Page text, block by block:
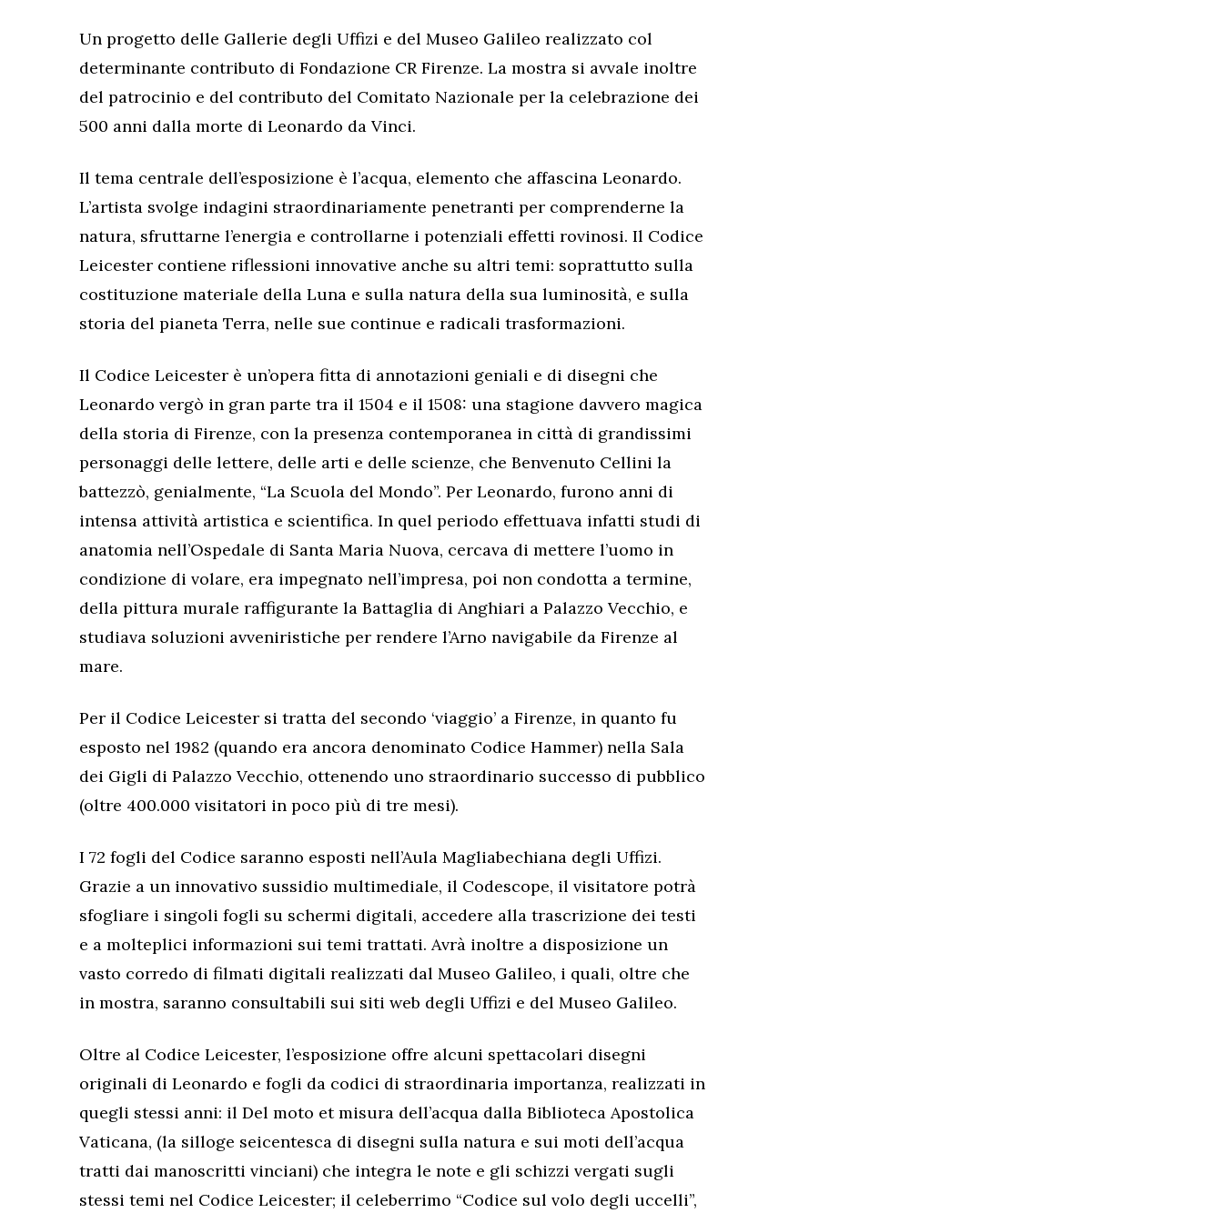
Un progetto delle Gallerie degli Uffizi e del Museo Galileo realizzato col
determinante contributo di Fondazione CR Firenze. La mostra si avvale inoltre
del patrocinio e del contributo del Comitato Nazionale per la celebrazione dei
500 anni dalla morte di Leonardo da Vinci.
Il tema centrale dell’esposizione è l’acqua, elemento che affascina Leonardo.
L’artista svolge indagini straordinariamente penetranti per comprenderne la
natura, sfruttarne l’energia e controllarne i potenziali effetti rovinosi. Il Codice
Leicester contiene riflessioni innovative anche su altri temi: soprattutto sulla
costituzione materiale della Luna e sulla natura della sua luminosità, e sulla
storia del pianeta Terra, nelle sue continue e radicali trasformazioni.
Il Codice Leicester è un’opera fitta di annotazioni geniali e di disegni che
Leonardo vergò in gran parte tra il 1504 e il 1508: una stagione davvero magica
della storia di Firenze, con la presenza contemporanea in città di grandissimi
personaggi delle lettere, delle arti e delle scienze, che Benvenuto Cellini la
battezzò, genialmente, “La Scuola del Mondo”. Per Leonardo, furono anni di
intensa attività artistica e scientifica. In quel periodo effettuava infatti studi di
anatomia nell’Ospedale di Santa Maria Nuova, cercava di mettere l’uomo in
condizione di volare, era impegnato nell’impresa, poi non condotta a termine,
della pittura murale raffigurante la Battaglia di Anghiari a Palazzo Vecchio, e
studiava soluzioni avveniristiche per rendere l’Arno navigabile da Firenze al
mare.
Per il Codice Leicester si tratta del secondo ‘viaggio’ a Firenze, in quanto fu
esposto nel 1982 (quando era ancora denominato Codice Hammer) nella Sala
dei Gigli di Palazzo Vecchio, ottenendo uno straordinario successo di pubblico
(oltre 400.000 visitatori in poco più di tre mesi).
I 72 fogli del Codice saranno esposti nell’Aula Magliabechiana degli Uffizi.
Grazie a un innovativo sussidio multimediale, il Codescope, il visitatore potrà
sfogliare i singoli fogli su schermi digitali, accedere alla trascrizione dei testi
e a molteplici informazioni sui temi trattati. Avrà inoltre a disposizione un
vasto corredo di filmati digitali realizzati dal Museo Galileo, i quali, oltre che
in mostra, saranno consultabili sui siti web degli Uffizi e del Museo Galileo.
Oltre al Codice Leicester, l’esposizione offre alcuni spettacolari disegni
originali di Leonardo e fogli da codici di straordinaria importanza, realizzati in
quegli stessi anni: il Del moto et misura dell’acqua dalla Biblioteca Apostolica
Vaticana, (la silloge seicentesca di disegni sulla natura e sui moti dell’acqua
tratti dai manoscritti vinciani) che integra le note e gli schizzi vergati sugli
stessi temi nel Codice Leicester; il celeberrimo “Codice sul volo degli uccelli”,